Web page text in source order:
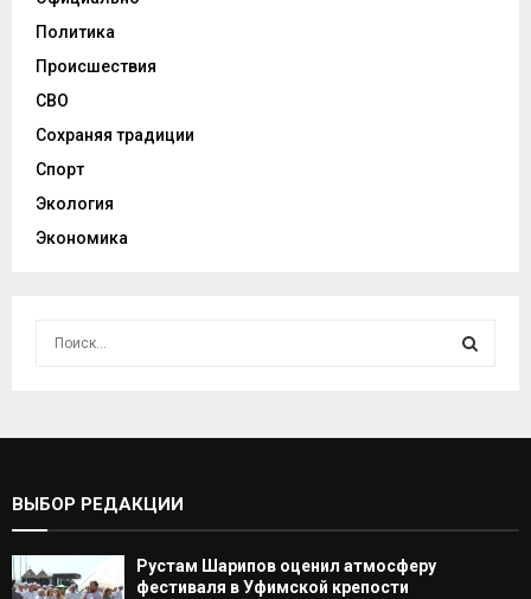
Политика
Происшествия
СВО
Сохраняя традиции
Спорт
Экология
Экономика
С
А
ВЫБОР РЕДАКЦИИ
Рустам Шарипов оценил атмосферу
фестиваля в Уфимской крепости